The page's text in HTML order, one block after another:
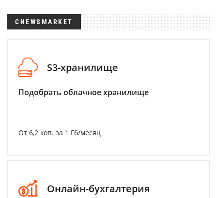
CNEWSMARKET
S3-хранилище
Подобрать облачное хранилище
От 6,2 коп. за 1 Гб/месяц
Онлайн-бухгалтерия